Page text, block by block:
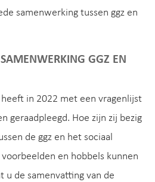
samenwerking tussen ggz en
GGZ EN
in 2022 met een vragenlijst
geraadpleegd. Hoe zijn zij bezig
de ggz en het sociaal
en hobbels kunnen
u de samenvatting van de